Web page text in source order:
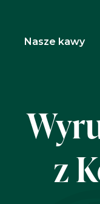
Nasze kawy
z